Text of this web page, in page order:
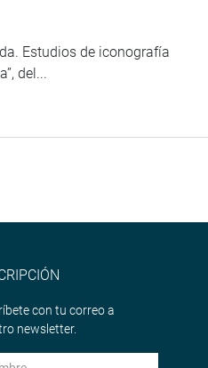
Estudios de iconografía
del...
con tu correo a
newsletter.